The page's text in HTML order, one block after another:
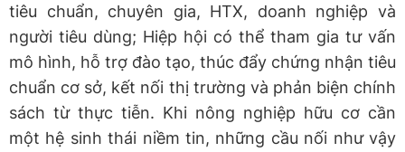
tiêu chuẩn, chuyên gia, HTX, doanh nghiệp và
người tiêu dùng; Hiệp hội có thể tham gia tư vấn
mô hình, hỗ trợ đào tạo, thúc đẩy chứng nhận tiêu
chuẩn cơ sở, kết nối thị trường và phản biện chính
sách từ thực tiễn. Khi nông nghiệp hữu cơ cần
một hệ sinh thái niềm tin, những cầu nối như vậy